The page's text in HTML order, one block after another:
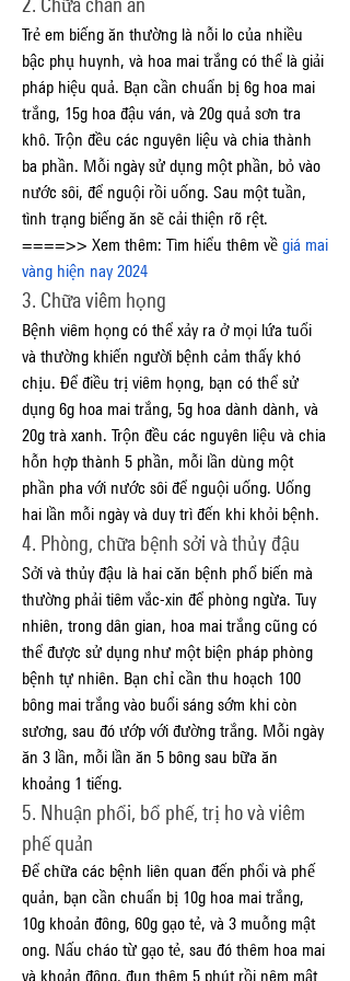
Trẻ em biếng ăn thường là nỗi lo của nhiều
bậc phụ huynh, và hoa mai trắng có thể là giải
pháp hiệu quả. Bạn cần chuẩn bị 6g hoa mai
trắng, 15g hoa đậu ván, và 20g quả sơn tra
khô. Trộn đều các nguyên liệu và chia thành
ba phần. Mỗi ngày sử dụng một phần, bỏ vào
nước sôi, để nguội rồi uống. Sau một tuần,
tình trạng biếng ăn sẽ cải thiện rõ rệt.
====>> Xem thêm: Tìm hiểu thêm về giá mai
vàng hiện nay 2024
3. Chữa viêm họng
Bệnh viêm họng có thể xảy ra ở mọi lứa tuổi
và thường khiến người bệnh cảm thấy khó
chịu. Để điều trị viêm họng, bạn có thể sử
dụng 6g hoa mai trắng, 5g hoa dành dành, và
20g trà xanh. Trộn đều các nguyên liệu và chia
hỗn hợp thành 5 phần, mỗi lần dùng một
phần pha với nước sôi để nguội uống. Uống
hai lần mỗi ngày và duy trì đến khi khỏi bệnh.
4. Phòng, chữa bệnh sởi và thủy đậu
Sởi và thủy đậu là hai căn bệnh phổ biến mà
thường phải tiêm vắc-xin để phòng ngừa. Tuy
nhiên, trong dân gian, hoa mai trắng cũng có
thể được sử dụng như một biện pháp phòng
bệnh tự nhiên. Bạn chỉ cần thu hoạch 100
bông mai trắng vào buổi sáng sớm khi còn
sương, sau đó ướp với đường trắng. Mỗi ngày
ăn 3 lần, mỗi lần ăn 5 bông sau bữa ăn
khoảng 1 tiếng.
5. Nhuận phổi, bổ phế, trị ho và viêm
phế quản
Để chữa các bệnh liên quan đến phổi và phế
quản, bạn cần chuẩn bị 10g hoa mai trắng,
10g khoản đông, 60g gạo tẻ, và 3 muỗng mật
ong. Nấu cháo từ gạo tẻ, sau đó thêm hoa mai
và khoản đông, đun thêm 5 phút rồi nêm mật